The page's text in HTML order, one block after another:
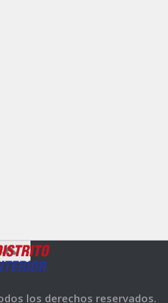
los derechos reservados.